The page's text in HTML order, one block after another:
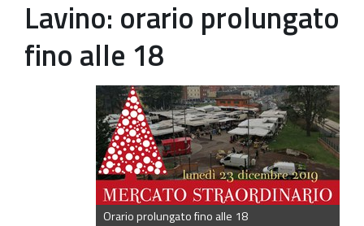
Lavino: orario prolungato
fino alle 18
Orario prolungato fino alle 18
https://old.comune.zolapredosa.bo.it/events/mercato-
straordinario-
prolungato-